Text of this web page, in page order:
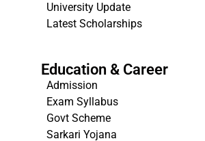
University Update
Latest Scholarships
Education & Career
Admission
Exam Syllabus
Govt Scheme
Sarkari Yojana